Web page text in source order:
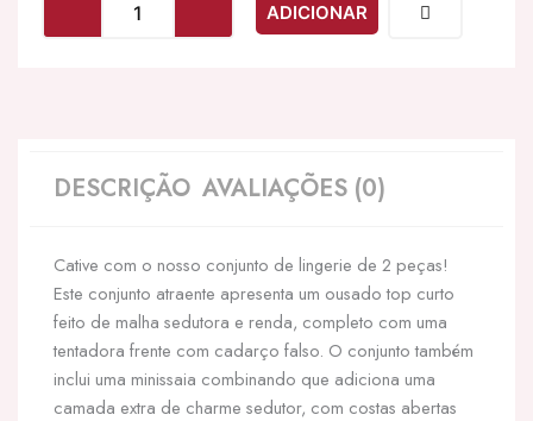
AVENUE
ABERTA
ADICIONAR
DESCRIÇÃO AVALIAÇÕES (0)
Cative com o nosso conjunto de lingerie de 2 peças!
Este conjunto atraente apresenta um ousado top curto
feito de malha sedutora e renda, completo com uma
tentadora frente com cadarço falso. O conjunto também
inclui uma minissaia combinando que adiciona uma
camada extra de charme sedutor, com costas abertas